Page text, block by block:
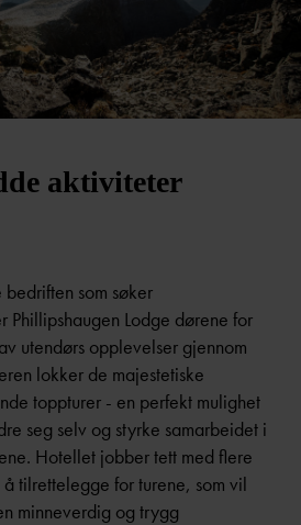
aktiviteter
som søker
Phillipshaugen Lodge dørene for
utendørs opplevelser gjennom
lokker de majestetiske
toppturer - en perfekt mulighet
seg selv og styrke samarbeidet i
Hotellet jobber tett med flere
tilrettelegge for turene, som vil
minneverdig og trygg